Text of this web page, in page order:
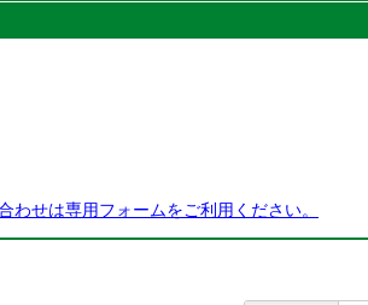
わせは専用フォームをご利用ください。